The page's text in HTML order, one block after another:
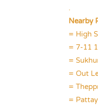
.
Nearby
= High
= 7-11
=
= Out
=
=